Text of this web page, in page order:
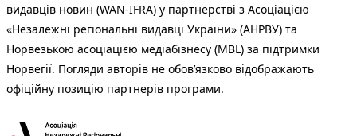
видавців новин (WAN-IFRA) у партнерстві з Асоціацією
«Незалежні регіональні видавці України» (АНРВУ) та
Норвезькою асоціацією медіабізнесу (MBL) за підтримки
Норвегії. Погляди авторів не обов’язково відображають
офіційну позицію партнерів програми.